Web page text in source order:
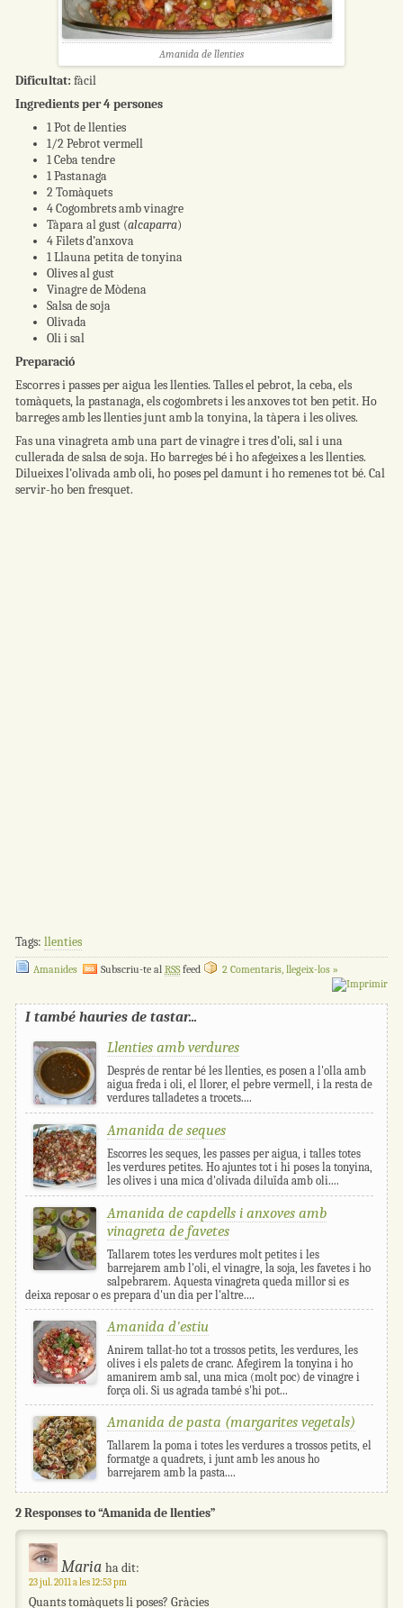
Amanida de llenties
Dificultat: fàcil
Ingredients per 4 persones
1 Pot de llenties
1/2 Pebrot vermell
1 Ceba tendre
1 Pastanaga
2 Tomàquets
4 Cogombrets amb vinagre
Tàpara al gust (alcaparra)
4 Filets d’anxova
1 Llauna petita de tonyina
Olives al gust
Vinagre de Mòdena
Salsa de soja
Olivada
Oli i sal
Preparació
Escorres i passes per aigua les llenties. Talles el pebrot, la ceba, els
tomàquets, la pastanaga, els cogombrets i les anxoves tot ben petit. Ho
barreges amb les llenties junt amb la tonyina, la tàpera i les olives.
Fas una vinagreta amb una part de vinagre i tres d’oli, sal i una
cullerada de salsa de soja. Ho barreges bé i ho afegeixes a les llenties.
Dilueixes l’olivada amb oli, ho poses pel damunt i ho remenes tot bé. Cal
servir-ho ben fresquet.
Tags: llenties
Amanides Subscriu-te al RSSfeed 2 Comentaris, llegeix-los »
I també hauries de tastar...
Llenties amb verdures
Després de rentar bé les llenties, es posen a l'olla amb
aigua freda i oli, el llorer, el pebre vermell, i la resta de
verdures talladetes a trocets....
Amanida de seques
Escorres les seques, les passes per aigua, i talles totes
les verdures petites. Ho ajuntes tot i hi poses la tonyina,
les olives i una mica d'olivada diluïda amb oli....
Amanida de capdells i anxoves amb
vinagreta de favetes
Tallarem totes les verdures molt petites i les
barrejarem amb l'oli, el vinagre, la soja, les favetes i ho
salpebrarem. Aquesta vinagreta queda millor si es
deixa reposar o es prepara d'un dia per l'altre....
Amanida d'estiu
Anirem tallat-ho tot a trossos petits, les verdures, les
olives i els palets de cranc. Afegirem la tonyina i ho
amanirem amb sal, una mica (molt poc) de vinagre i
força oli. Si us agrada també s'hi pot...
Amanida de pasta (margarites vegetals)
Tallarem la poma i totes les verdures a trossos petits, el
formatge a quadrets, i junt amb les anous ho
barrejarem amb la pasta....
2 Responses to “Amanida de llenties”
Maria ha dit:
23 jul. 2011 a les 12:53 pm
Quants tomàquets li poses? Gràcies